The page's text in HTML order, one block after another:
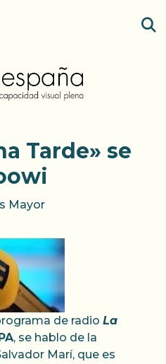
Tarde» se
Mayor
de radio La
, se hablo de la
Marí, que es